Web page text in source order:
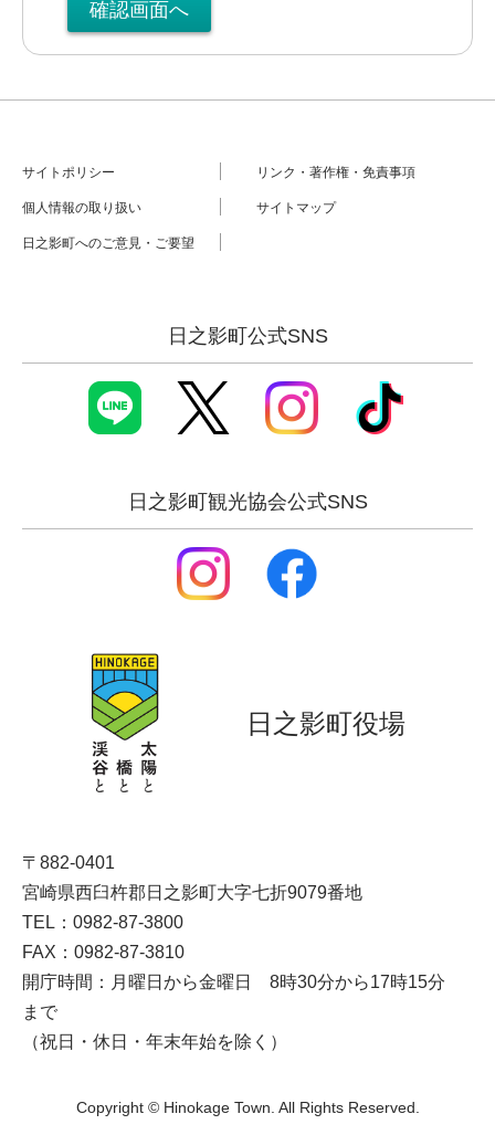
サイトポリシー リンク・著作権・免責事項
個人情報の取り扱い サイトマップ
日之影町へのご意見・ご要望
日之影町公式SNS
日之影町観光協会公式SNS
日之影町役場
〒882-0401
宮崎県西臼杵郡日之影町大字七折9079番地
TEL：0982-87-3800
FAX：0982-87-3810
開庁時間：月曜日から金曜日 8時30分から17時15分
まで
（祝日・休日・年末年始を除く）
Copyright © Hinokage Town. All Rights Reserved.